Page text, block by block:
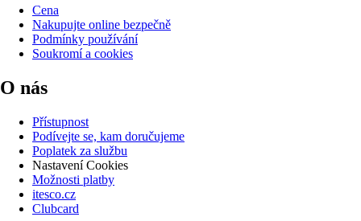
Cena
Nakupujte online bezpečně
Podmínky používání
Soukromí a cookies
O nás
Přístupnost
Podívejte se, kam doručujeme
Poplatek za službu
Nastavení Cookies
Možnosti platby
itesco.cz
Clubcard